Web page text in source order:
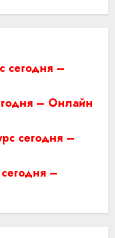
сегодня –
– Онлайн
сегодня –
–